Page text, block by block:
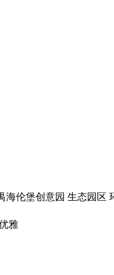
海伦堡创意园 生态园区
雅